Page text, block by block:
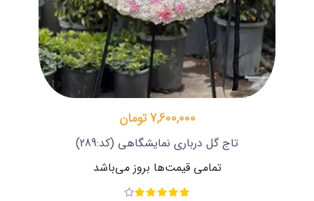
7,600,000 تومان
تاج گل درباری نمایشگاهی (کد:289)
تمامی قیمت‌ها بروز می‌باشد